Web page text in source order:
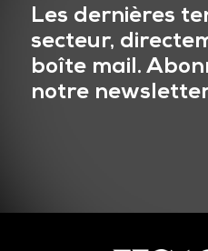
Les dernières
secteur,
boîte mail.
notre